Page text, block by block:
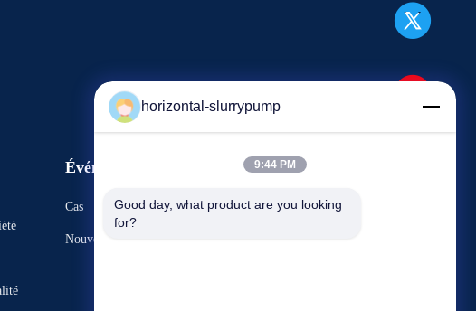
Événements
Cas
Nouvelles
horizontal-slurrypump
9:44 PM
Good day, what product are you looking
for?